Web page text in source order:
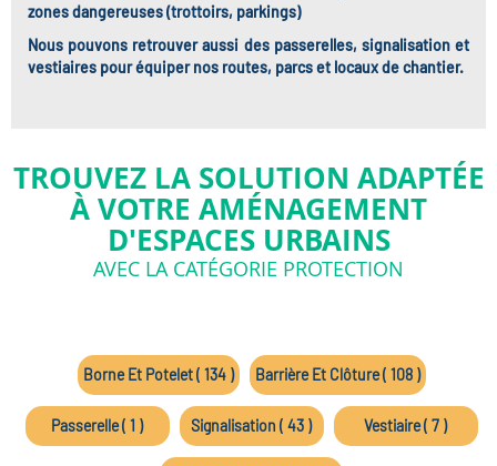
zones dangereuses (trottoirs, parkings)
Nous pouvons retrouver aussi des passerelles, signalisation et
vestiaires pour équiper nos routes, parcs et locaux de chantier.
TROUVEZ LA SOLUTION ADAPTÉE
À VOTRE AMÉNAGEMENT
D'ESPACES URBAINS
AVEC LA CATÉGORIE PROTECTION
Borne Et Potelet ( 134 ) Barrière Et Clôture ( 108 )
Passerelle ( 1 ) Signalisation ( 43 ) Vestiaire ( 7 )